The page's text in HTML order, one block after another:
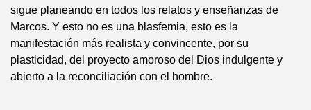
sigue planeando en todos los relatos y enseñanzas de
Marcos. Y esto no es una blasfemia, esto es la
manifestación más realista y convincente, por su
plasticidad, del proyecto amoroso del Dios indulgente y
abierto a la reconciliación con el hombre.